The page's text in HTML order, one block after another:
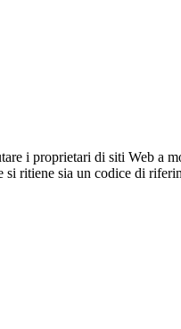
i proprietari di siti Web a
ritiene sia un codice di